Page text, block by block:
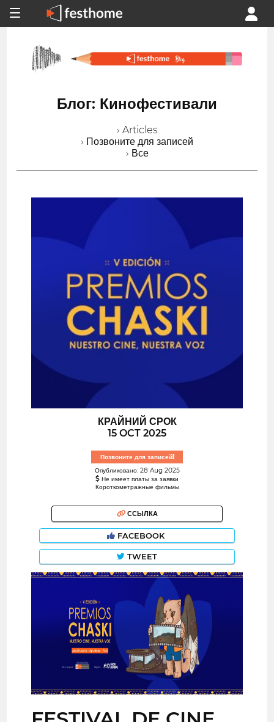
Блог: Кинофестивали
› Articles
› Позвоните для записей
› Все
КРАЙНИЙ СРОК
15 OCT 2025
Позвоните для записей!
Опубликовано: 28 Aug 2025
Не имеет платы за заявки
Короткометражные фильмы
ССЫЛКА
FACEBOOK
TWEET